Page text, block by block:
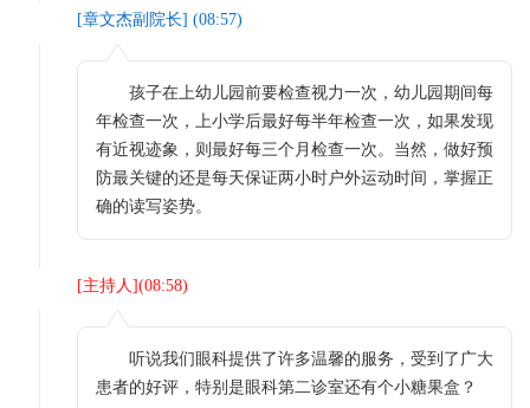
[章文杰副院长] (08:57)
孩子在上幼儿园前要检查视力一次，幼儿园期间每
年检查一次，上小学后最好每半年检查一次，如果发现
有近视迹象，则最好每三个月检查一次。当然，做好预
防最关键的还是每天保证两小时户外运动时间，掌握正
确的读写姿势。
[主持人 ](08:58)
听说我们眼科提供了许多温馨的服务，受到了广大
患者的好评，特别是眼科第二诊室还有个小糖果盒？